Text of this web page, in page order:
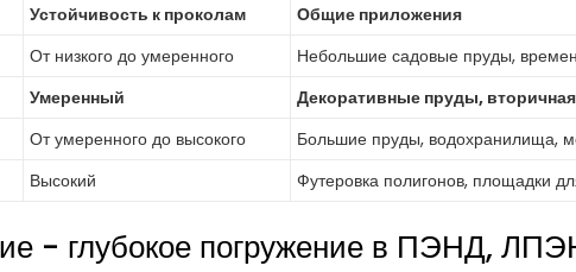
Устойчивость к проколам
Общие приложения
От низкого до умеренного
Небольшие садовые пруды,
Умеренный
Декоративные пруды,
От умеренного до высокого
Большие пруды, водохранилища,
Высокий Футеровка полигонов, площадки
- глубокое погружение в ПЭНД,